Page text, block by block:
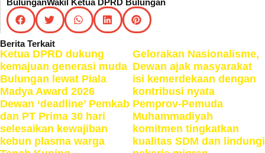
Berita Terkait
Ketua DPRD dukung
kemajuan generasi muda
Bulungan lewat Piala
Madya Award 2026
Gelorakan Nasionalisme,
Dewan ajak masyarakat
isi kemerdekaan dengan
kontribusi nyata
Dewan ‘deadline’ Pemkab
dan PT Prima 30 hari
selesaikan kewajiban
kebun plasma warga
Pemprov-Pemuda
Muhammadiyah
komitmen tingkatkan
kualitas SDM dan lindungi